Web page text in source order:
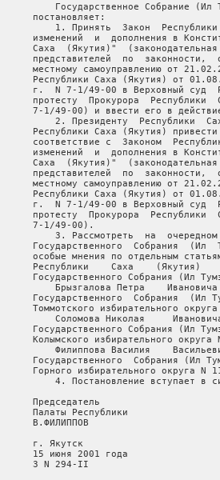
Государственное Собрание (Ил
   постановляет:
1. Принять  Закон
изменений  и  дополнения в
Саха  (Якутия)"
представителей  по  законности,
местному самоуправлению от
Республики Саха (Якутия) от
г.  N 7-1/49-00 в Верховный суд
протесту  Прокурора  Республики
7-1/49-00) и ввести его в
2. Президенту  Республики
Республики Саха (Якутия)
соответствие с  Законом
изменений  и  дополнения в
Саха  (Якутия)"
представителей  по  законности,
местному самоуправлению от
Республики Саха (Якутия) от
г.  N 7-1/49-00 в Верховный суд
протесту  Прокурора  Республики
   7-1/49-00).
3. Рассмотреть  на
Государственного  Собрания  (Ил
особые мнения по отдельным
Республики    Саха    (Якутия)
Государственного Собрания (Ил
Брызгалова Петра
Государственного  Собрания  (Ил
Томмотского избирательного округа
Соломова Николая
Государственного Собрания (Ил
Колымского избирательного округа
Филиппова Василия
Государственного  Собрания (Ил
Горного избирательного округа N
4. Постановление вступает в
Председатель
Палаты Республики
В.ФИЛИППОВ
   г. Якутск
   15 июня 2001 года
   З N 294-II